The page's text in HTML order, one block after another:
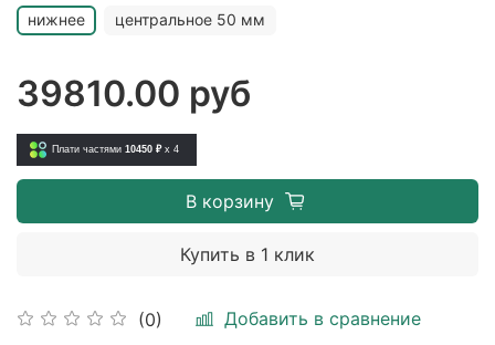
(0) Добавить в сравнение
нижнее центральное 50 мм
39810.00 руб
Плати частями 10450 ₽ x 4
В корзину
Купить в 1 клик